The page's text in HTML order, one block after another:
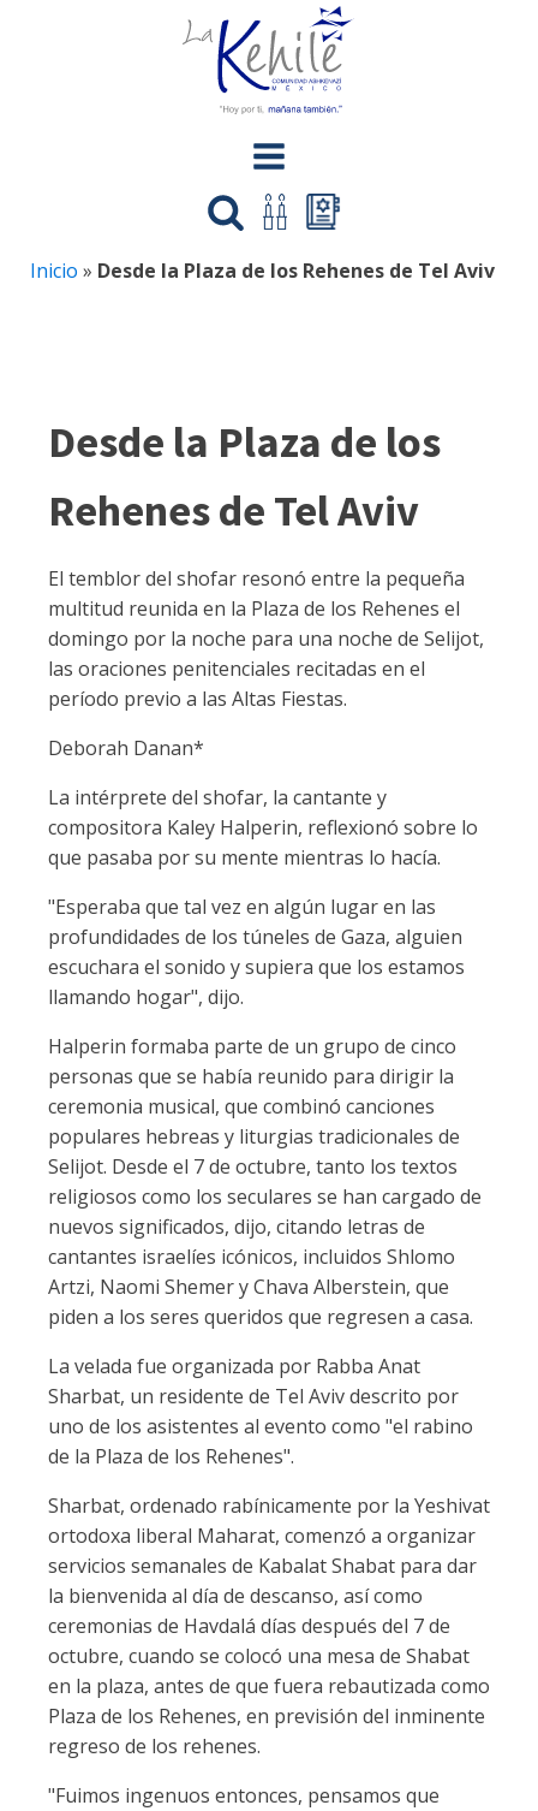
Inicio » Desde la Plaza de los Rehenes de Tel Aviv
Desde la Plaza de los
Rehenes de Tel Aviv
El temblor del shofar resonó entre la pequeña
multitud reunida en la Plaza de los Rehenes el
domingo por la noche para una noche de Selijot,
las oraciones penitenciales recitadas en el
período previo a las Altas Fiestas.
Deborah Danan*
La intérprete del shofar, la cantante y
compositora Kaley Halperin, reflexionó sobre lo
que pasaba por su mente mientras lo hacía.
"Esperaba que tal vez en algún lugar en las
profundidades de los túneles de Gaza, alguien
escuchara el sonido y supiera que los estamos
llamando hogar", dijo.
Halperin formaba parte de un grupo de cinco
personas que se había reunido para dirigir la
ceremonia musical, que combinó canciones
populares hebreas y liturgias tradicionales de
Selijot. Desde el 7 de octubre, tanto los textos
religiosos como los seculares se han cargado de
nuevos significados, dijo, citando letras de
cantantes israelíes icónicos, incluidos Shlomo
Artzi, Naomi Shemer y Chava Alberstein, que
piden a los seres queridos que regresen a casa.
La velada fue organizada por Rabba Anat
Sharbat, un residente de Tel Aviv descrito por
uno de los asistentes al evento como "el rabino
de la Plaza de los Rehenes".
Sharbat, ordenado rabínicamente por la Yeshivat
ortodoxa liberal Maharat, comenzó a organizar
servicios semanales de Kabalat Shabat para dar
la bienvenida al día de descanso, así como
ceremonias de Havdalá días después del 7 de
octubre, cuando se colocó una mesa de Shabat
en la plaza, antes de que fuera rebautizada como
Plaza de los Rehenes, en previsión del inminente
regreso de los rehenes.
"Fuimos ingenuos entonces, pensamos que